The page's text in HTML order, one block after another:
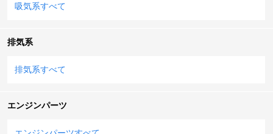
吸気系すべて
排気系
排気系すべて
エンジンパーツ